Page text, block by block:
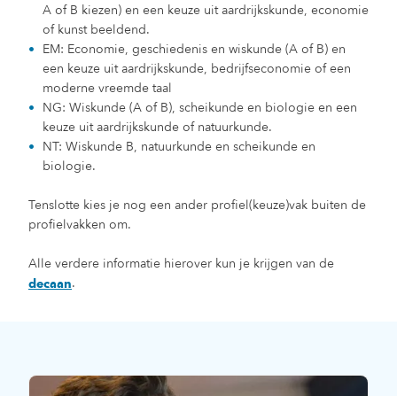
A of B kiezen) en een keuze uit aardrijkskunde, economie
of kunst beeldend.
EM: Economie, geschiedenis en wiskunde (A of B) en
een keuze uit aardrijkskunde, bedrijfseconomie of een
moderne vreemde taal
NG: Wiskunde (A of B), scheikunde en biologie en een
keuze uit aardrijkskunde of natuurkunde.
NT: Wiskunde B, natuurkunde en scheikunde en
biologie.
Tenslotte kies je nog een ander profiel(keuze)vak buiten de
profielvakken om.
Alle verdere informatie hierover kun je krijgen van de
decaan.